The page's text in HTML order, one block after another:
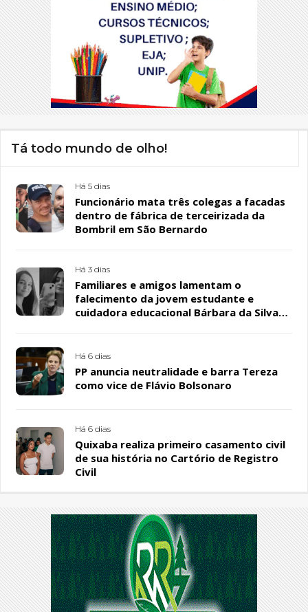
Tá todo mundo de olho!
Há 5 dias
Funcionário mata três colegas a facadas
dentro de fábrica de terceirizada da
Bombril em São Bernardo
Há 3 dias
Familiares e amigos lamentam o
falecimento da jovem estudante e
cuidadora educacional Bárbara da Silva
Há 6 dias
PP anuncia neutralidade e barra Tereza
como vice de Flávio Bolsonaro
Há 6 dias
Quixaba realiza primeiro casamento civil
de sua história no Cartório de Registro
Civil